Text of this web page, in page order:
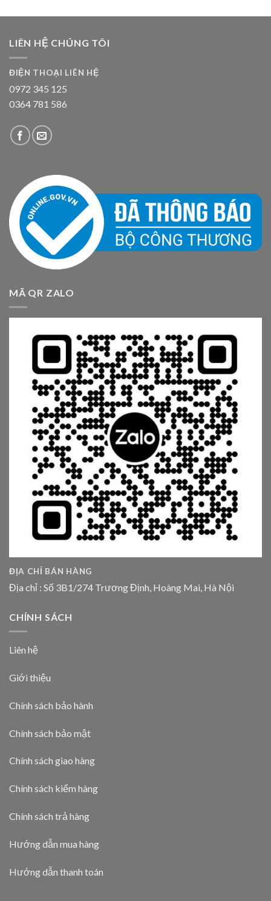
LIÊN HỆ CHÚNG TÔI
ĐIỆN THOẠI LIÊN HỆ
0972 345 125
0364 781 586
MÃ QR ZALO
ĐỊA CHỈ BÁN HÀNG
Địa chỉ : Số 3B1/274 Trương Định, Hoàng Mai, Hà Nội
CHÍNH SÁCH
Liên hệ
Giới thiệu
Chính sách bảo hành
Chính sách bảo mật
Chính sách giao hàng
Chính sách kiểm hàng
Chính sách trả hàng
Hướng dẫn mua hàng
Hướng dẫn thanh toán